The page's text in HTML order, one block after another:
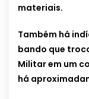
materiais.
Também há
bando que
Militar em um
há